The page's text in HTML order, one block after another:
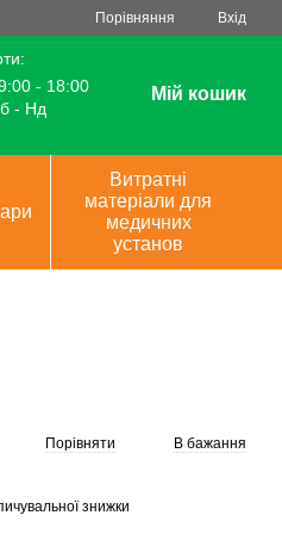
Порівняння Вхід
- 18:00
- Нд
Мій кошик
Витратні
матеріали для
медичних
установ
Порівняти В бажання
знижки